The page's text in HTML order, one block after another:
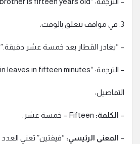
3. في مواقف تتعلق بالوقت:
– “يغادر القطار بعد خمسة عشر دقيقة.”
– الترجمة: “The train leaves in fifteen minutes.”
التفاصيل:
– الكلمة:
– المعنى الرئيسي: